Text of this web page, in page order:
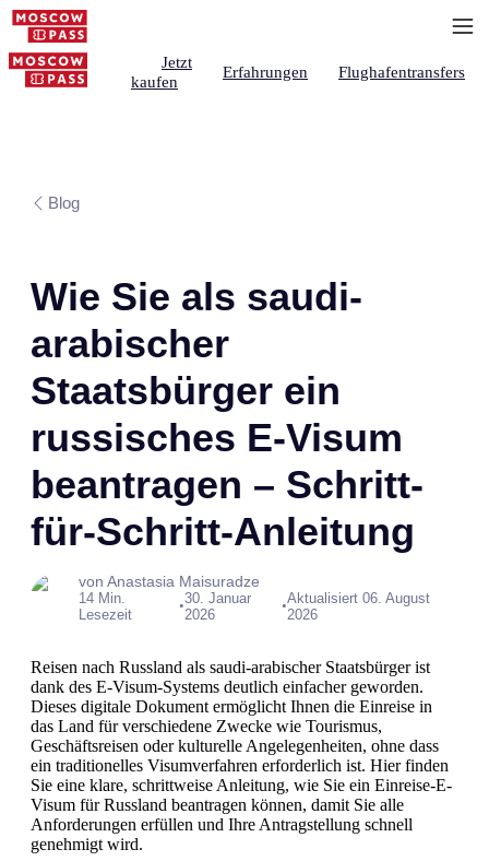
Jetzt
kaufen
Erfahrungen Flughafentransfers
Blog
Wie Sie als saudi-
arabischer
Staatsbürger ein
russisches E-Visum
beantragen – Schritt-
für-Schritt-Anleitung
von Anastasia Maisuradze
14 Min.
Lesezeit
•30. Januar
2026
•Aktualisiert 06. August
2026
Reisen nach Russland als saudi-arabischer Staatsbürger ist
dank des E-Visum-Systems deutlich einfacher geworden.
Dieses digitale Dokument ermöglicht Ihnen die Einreise in
das Land für verschiedene Zwecke wie Tourismus,
Geschäftsreisen oder kulturelle Angelegenheiten, ohne dass
ein traditionelles Visumverfahren erforderlich ist. Hier finden
Sie eine klare, schrittweise Anleitung, wie Sie ein Einreise-E-
Visum für Russland beantragen können, damit Sie alle
Anforderungen erfüllen und Ihre Antragstellung schnell
genehmigt wird.